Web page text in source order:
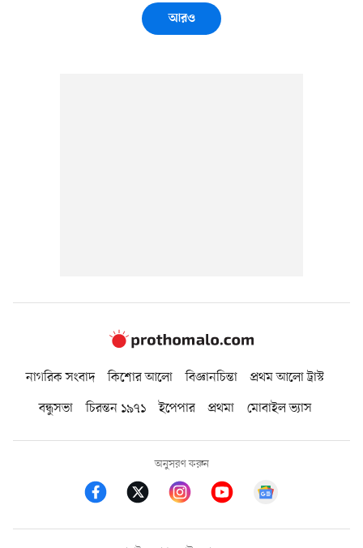
আরও
নাগরিক সংবাদ কিশোর আলো বিজ্ঞানচিন্তা
প্রথম আলো ট্রাস্ট
বন্ধুসভা
চিরন্তন ১৯৭১ ইপেপার প্রথমা মোবাইল ভ্যাস
অনুসরণ করুন